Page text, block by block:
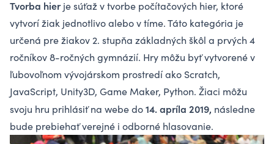
Tvorba hierje súťaž v tvorbe počítačových hier, ktoré
vytvorí žiak jednotlivo alebo v tíme. Táto kategória je
určená pre žiakov 2. stupňa základných škôl a prvých 4
ročníkov 8-ročných gymnázií. Hry môžu byť vytvorené v
ľubovoľnom vývojárskom prostredí ako Scratch,
JavaScript, Unity3D, Game Maker, Python. Žiaci môžu
svoju hru prihlásiť na webe do14. apríla 2019, následne
bude prebiehať verejné i odborné hlasovanie.